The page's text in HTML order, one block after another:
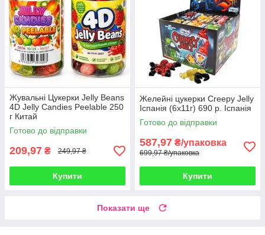
Жувальні Цукерки Jelly Beans
4D Jelly Candies Peelable 250
г Китай
Готово до відправки
209,97 ₴ 249,97 ₴
Купити
Желейні цукерки Creepy Jelly
Іспанія (6х11г) 690 р. Іспанія
Готово до відправки
587,97 ₴/упаковка
699,97 ₴/упаковка
Купити
Показати ще